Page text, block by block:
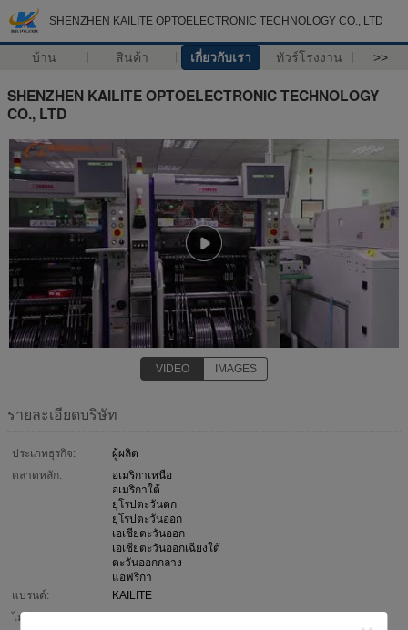
SHENZHEN KAILITE OPTOELECTRONIC TECHNOLOGY CO., LTD
บ้าน สินค้า เกี่ยวกับเรา ทัวร์โรงงาน >>
SHENZHEN KAILITE OPTOELECTRONIC TECHNOLOGY
CO., LTD
VIDEO IMAGES
รายละเอียดบริษัท
ประเภทธุรกิจ:
ผู้ผลิต
ตลาดหลัก:
อเมริกาเหนือ
อเมริกาใต้
ยุโรปตะวันตก
ยุโรปตะวันออก
เอเชียตะวันออก
เอเชียตะวันออกเฉียงใต้
ตะวันออกกลาง
แอฟริกา
แบรนด์:
KAILITE
ไม่มีพนักงาน: